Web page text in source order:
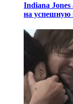
Indiana
на успешную